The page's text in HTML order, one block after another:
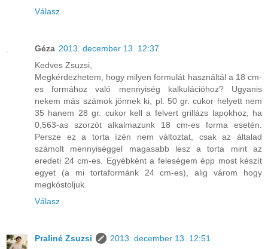
Válasz
Géza 2013. december 13. 12:37
Kedves Zsuzsi,
Megkérdezhetem, hogy milyen formulát használtál a 18 cm-
es formához való mennyiség kalkulációhoz? Ugyanis
nekem más számok jönnek ki, pl. 50 gr. cukor helyett nem
35 hanem 28 gr. cukor kell a felvert grillázs lapokhoz, ha
0,563-as szorzót alkalmazunk 18 cm-es forma esetén.
Persze ez a torta ízén nem változtat, csak az általad
számolt mennyiséggel magasabb lesz a torta mint az
eredeti 24 cm-es. Egyébként a feleségem épp most készít
egyet (a mi tortaformánk 24 cm-es), alig várom hogy
megkóstoljuk.
Válasz
Praliné Zsuzsi
2013. december 13. 12:51